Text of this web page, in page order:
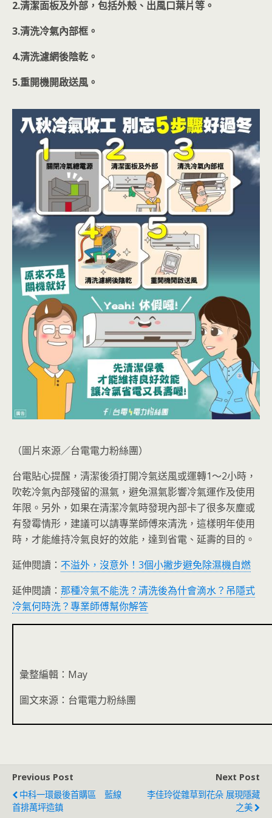
2.清潔面板及外部，包括外殼、出風口葉片等。
3.清洗冷氣內部框。
4.清洗濾網後陰乾。
5.重開機開啟送風。
（圖片來源／台電電力粉絲團）
台電貼心提醒，清潔後須打開冷氣送風或運轉1～2小時，
吹乾冷氣內部殘留的濕氣，避免濕氣影響冷氣運作及使用
年限。另外，如果在清潔冷氣時發現內部卡了很多灰塵或
有發霉情形，建議可以請專業師傅來清洗，這樣明年使用
時，才能維持冷氣良好的效能，達到省電、延壽的目的。
延伸閱讀： 不溢外，沒意外！3個小撇步避免除濕機自燃
延伸閱讀： 那種冷氣不能洗？清洗後為什會滴水？吊隱式
冷氣何時洗？專業師傅幫你解答
彙整編輯：May
圖文來源：台電電力粉絲團
Previous Post
中科一環最後首購區 藍線
首排萬坪造鎮
Next Post
李佳玲從雜草到花朵 展現隱藏
之美